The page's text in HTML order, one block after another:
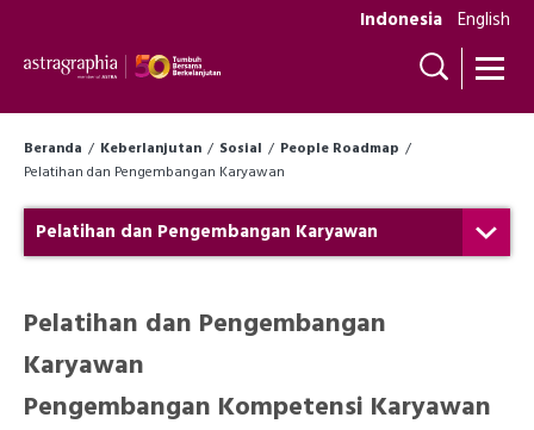
Indonesia English
Beranda Keberlanjutan Sosial
People Roadmap
Pelatihan dan Pengembangan Karyawan
Pelatihan dan Pengembangan Karyawan
Pelatihan dan Pengembangan
Karyawan
Pengembangan Kompetensi Karyawan